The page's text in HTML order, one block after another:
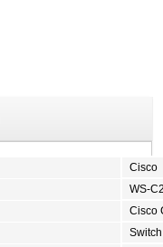
Cisco
WS-
Cisco